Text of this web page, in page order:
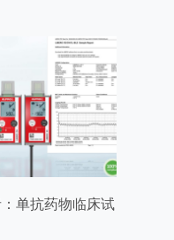
单抗药物临床试